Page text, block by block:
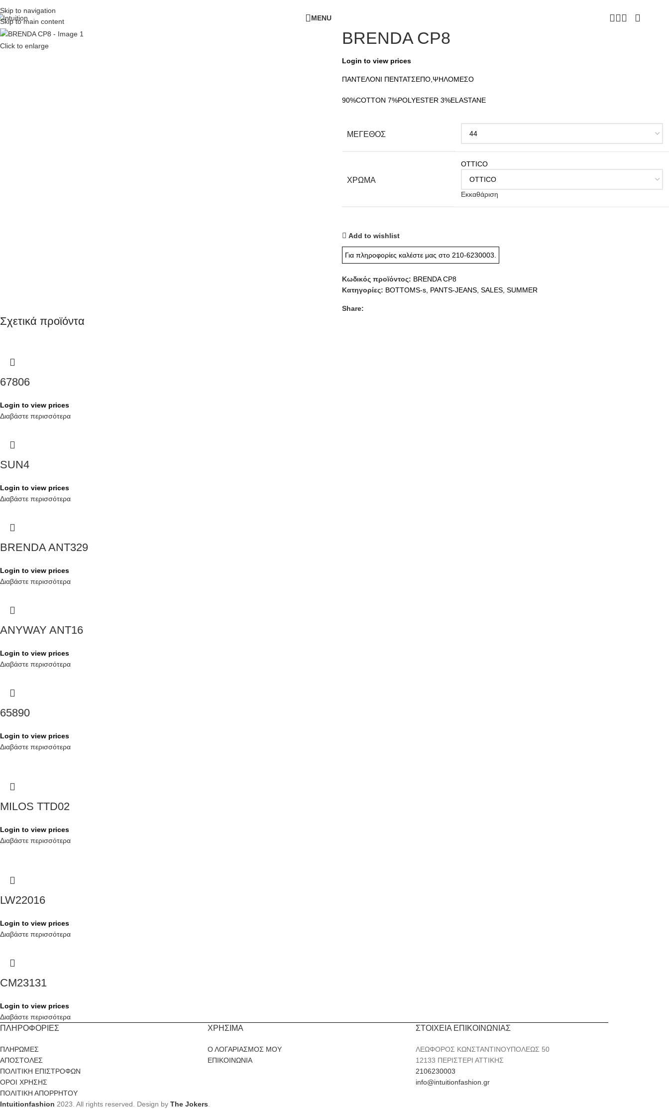
Skip to navigation
Skip to main content
MENU
Click to enlarge BRENDA CP8
Login to view prices
ΠΑΝΤΕΛΟΝΙ ΠΕΝΤΑΤΣΕΠΟ,ΨΗΛΟΜΕΣΟ
90%COTTON 7%POLYESTER 3%ELASTANE
ΜΕΓΕΘΟΣ
ΧΡΩΜΑ
OTTICO
Εκκαθάριση
Add to wishlist
Για πληροφορίες καλέστε μας στο 210-6230003
Κωδικός προϊόντος: BRENDA CP8
Κατηγορίες: BOTTOMS-s PANTS-JEANS SALES SUMMER
Share:
Σχετικά προϊόντα
67806
Login to view prices
Διαβάστε περισσότερα
SUN4
Login to view prices
Διαβάστε περισσότερα
BRENDA ANT329
Login to view prices
Διαβάστε περισσότερα
ANYWAY ANT16
Login to view prices
Διαβάστε περισσότερα
65890
Login to view prices
Διαβάστε περισσότερα
MILOS TTD02
Login to view prices
Διαβάστε περισσότερα
LW22016
Login to view prices
Διαβάστε περισσότερα
CM23131
Login to view prices
Διαβάστε περισσότερα
ΠΛΗΡΟΦΟΡΙΕΣ
ΠΛΗΡΩΜΕΣ
ΑΠΟΣΤΟΛΕΣ
ΠΟΛΙΤΙΚΗ ΕΠΙΣΤΡΟΦΩΝ
ΟΡΟΙ ΧΡΗΣΗΣ
ΠΟΛΙΤΙΚΗ ΑΠΟΡΡΗΤΟΥ
ΧΡΗΣΙΜΑ
Ο ΛΟΓΑΡΙΑΣΜΟΣ ΜΟΥ
ΕΠΙΚΟΙΝΩΝΙΑ
ΣΤΟΙΧΕΙΑ ΕΠΙΚΟΙΝΩΝΙΑΣ
ΛΕΩΦΟΡΟΣ ΚΩΝΣΤΑΝΤΙΝΟΥΠΟΛΕΩΣ 50
12133 ΠΕΡΙΣΤΕΡΙ ΑΤΤΙΚΗΣ
2106230003
info@intuitionfashion.gr
Intuitionfashion 2023. All rights reserved. Design by The Jokers